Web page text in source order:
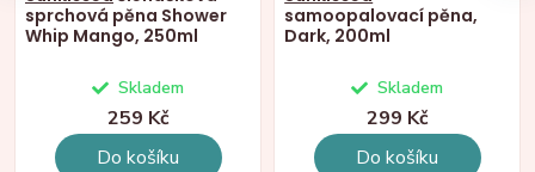
sprchová pěna Shower
Whip Mango, 250ml
Skladem
259 Kč
Do košíku
samoopalovací pěna,
Dark, 200ml
Skladem
299 Kč
Do košíku